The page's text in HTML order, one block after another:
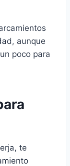
aunque
poco para
te